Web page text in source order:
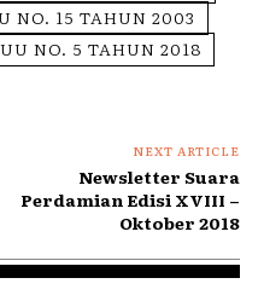
NO. 15 TAHUN 2003
UU NO. 5 TAHUN 2018
NEXT ARTICLE
Newsletter Suara
Perdamian Edisi XVIII –
Oktober 2018